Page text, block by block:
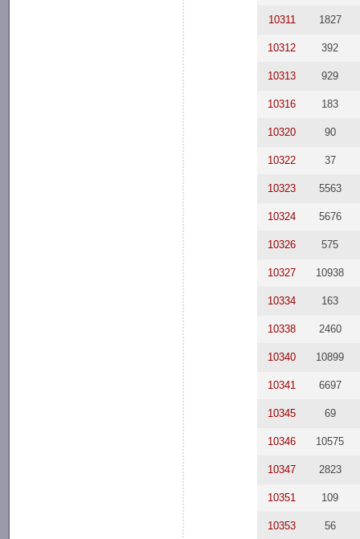
10311 1827
10312 392
10313 929
10316 183
10320 90
10322 37
10323 5563
10324 5676
10326 575
10327 10938
10334 163
10338 2460
10340 10899
10341 6697
10345 69
10346 10575
10347 2823
10351 109
10353 56